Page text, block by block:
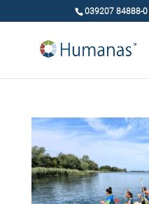
039207 84888-0